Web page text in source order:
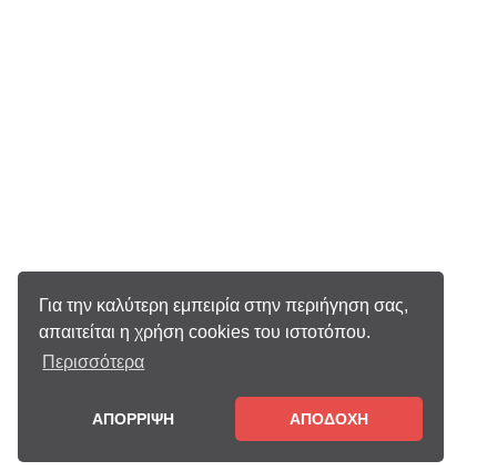
Για την καλύτερη εμπειρία στην περιήγηση σας,
απαιτείται η χρήση cookies του ιστοτόπου.
Περισσότερα
ΑΠΟΡΡΙΨΗ ΑΠΟΔΟΧΗ